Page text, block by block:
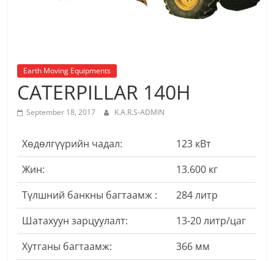
Earth Moving Equipments
CATERPILLAR 140H
September 18, 2017 K.A.R.S-ADMIN
Хөдөлгүүрийн чадал:
123 кВт
Жин:
13.600 кг
Түлшний банкны багтаамж :
284 литр
Шатахуун зарцуулалт:
13-20 литр/цаг
Хутганы багтаамж:
366 мм